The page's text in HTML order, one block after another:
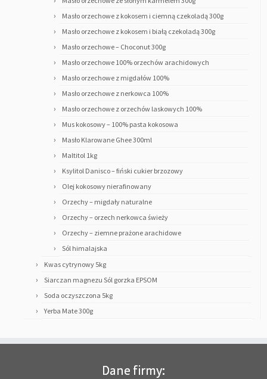
Masło orzechowe z kokosem i ciemną czekoladą 300g
Masło orzechowe z kokosem i białą czekoladą 300g
Masło orzechowe – Choconut 300g
Masło orzechowe 100% orzechów arachidowych
Masło orzechowe z migdałów 100%
Masło orzechowe z nerkowca 100%
Masło orzechowe z orzechów laskowych 100%
Mus kokosowy – 100% pasta kokosowa
Masło Klarowane Ghee 300ml
Maltitol 1kg
Ksylitol Danisco – fiński cukier brzozowy
Olej kokosowy nierafinowany
Orzechy – migdały naturalne
Orzechy – orzech nerkowca świeży
Orzechy – ziemne prażone arachidowe
Sól himalajska
Kwas cytrynowy 5kg
Siarczan magnezu Sól gorzka EPSOM
Soda oczyszczona 5kg
Yerba Mate 300g
Dane firmy: